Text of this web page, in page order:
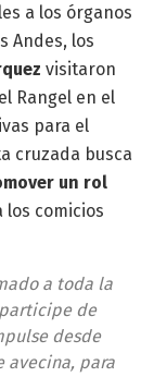
a los órganos
Andes, los
visitaron
Rangel en el
para el
cruzada busca
un rol
los comicios
a toda la
de
desde
avecina, para